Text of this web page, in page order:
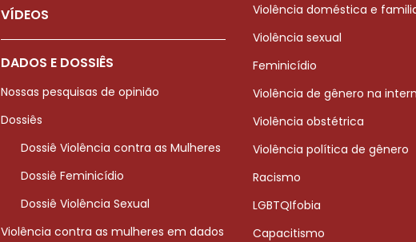
VÍDEOS
DADOS E DOSSIÊS
Nossas pesquisas de opinião
Dossiês
Dossiê Violência contra as Mulheres
Dossiê Feminicídio
Dossiê Violência Sexual
Violência contra as mulheres em dados
Violência doméstica e
Violência sexual
Feminicídio
Violência de gênero na
Violência obstétrica
Violência política de gênero
Racismo
LGBTQIfobia
Capacitismo